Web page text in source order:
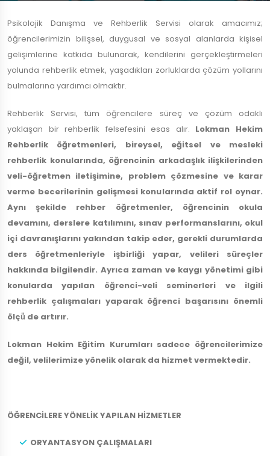
Psikolojik Danışma ve Rehberlik Servisi olarak amacımız;
öğrencilerimizin bilişsel, duygusal ve sosyal alanlarda kişisel
gelişimlerine katkıda bulunarak, kendilerini gerçekleştirmeleri
yolunda rehberlik etmek, yaşadıkları zorluklarda çözüm yollarını
bulmalarına yardımcı olmaktır.
Rehberlik Servisi, tüm öğrencilere süreç ve çözüm odaklı
yaklaşan bir rehberlik felsefesini esas alır. Lokman Hekim
Rehberlik öğretmenleri, bireysel, eğitsel ve mesleki
rehberlik konularında, öğrencinin arkadaşlık ilişkilerinden
veli-öğretmen iletişimine, problem çözmesine ve karar
verme becerilerinin gelişmesi konularında aktif rol oynar.
Aynı şekilde rehber öğretmenler, öğrencinin okula
devamını, derslere katılımını, sınav performanslarını, okul
içi davranışlarını yakından takip eder, gerekli durumlarda
ders öğretmenleriyle işbirliği yapar, velileri süreçler
hakkında bilgilendir. Ayrıca zaman ve kaygı yönetimi gibi
konularda yapılan öğrenci-veli seminerleri ve ilgili
rehberlik çalışmaları yaparak öğrenci başarısını önemli
ölçü̈ de artırır.
Lokman Hekim Eğitim Kurumları sadece öğrencilerimize
değil, velilerimize yönelik olarak da hizmet vermektedir.
ÖĞRENCİLERE YÖNELİK YAPILAN HİZMETLER
ORYANTASYON ÇALIŞMALARI